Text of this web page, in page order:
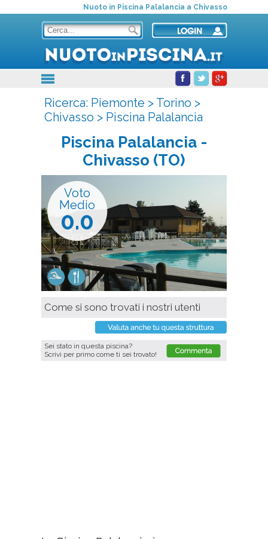
Nuoto in Piscina Palalancia a Chivasso
Ricerca: Piemonte > Torino >
Chivasso > Piscina Palalancia
Piscina Palalancia-
Chivasso (TO)
Voto
Medio
0.0
Come si sono trovati i nostri utenti
Sei stato in questa piscina?
Scrivi per primo come ti sei trovato!